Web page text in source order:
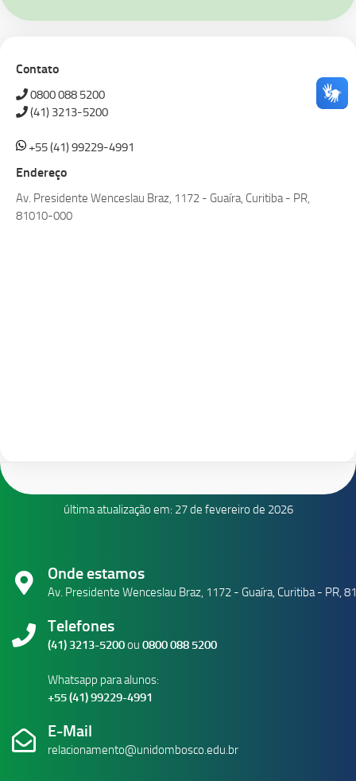
Contato
0800 088 5200
(41) 3213-5200
+55 (41) 99229-4991
Endereço
Av. Presidente Wenceslau Braz, 1172 - Guaíra, Curitiba - PR,
81010-000
última atualização em: 27 de fevereiro de 2026
Onde estamos
Av. Presidente Wenceslau Braz, 1172 - Guaíra, Curitiba - PR,
Telefones
(41) 3213-5200ou 0800 088 5200
Whatsapp para alunos:
+55 (41) 99229-4991
E-Mail
relacionamento@unidombosco.edu.br